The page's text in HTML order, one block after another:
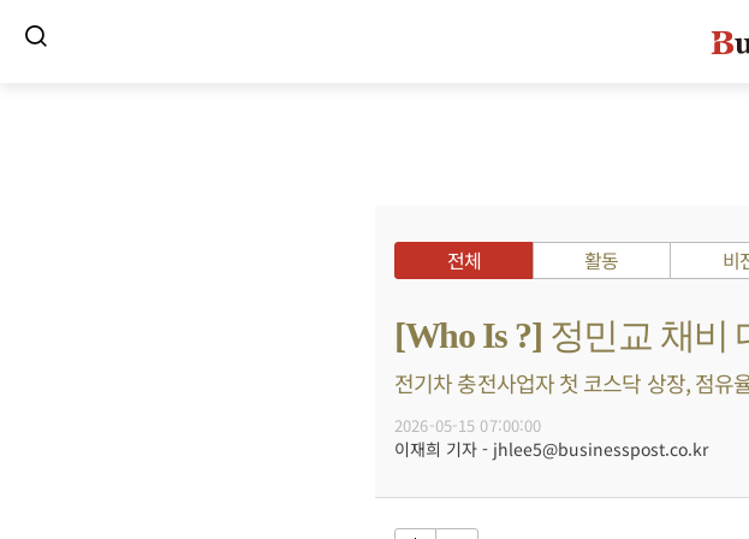
전체 활동 비
[Who Is ?] 정민교 채비
전기차 충전사업자 첫 코스닥 상장, 점유
2026-05-15 07:00:00
이재희 기자 - jhlee5@businesspost.co.kr